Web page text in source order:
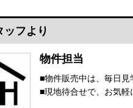
フより
物件担当
■物件販売中は、毎日見
■現地待合せで、お気軽